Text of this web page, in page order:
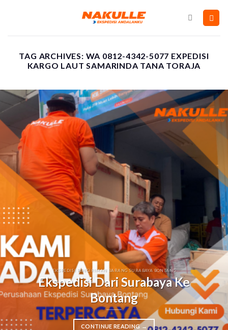
TAG ARCHIVES: WA 0812-4342-5077 EXPEDISI
KARGO LAUT SAMARINDA TANA TORAJA
EKSPEDISI PENGIRIMAN BARANG SURABAYA BONTANG
Ekspedisi Dari Surabaya Ke
Bontang
CONTINUE READING →